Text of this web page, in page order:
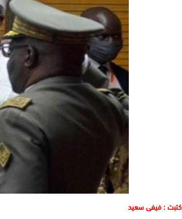
كتبت : فيفى سعيد